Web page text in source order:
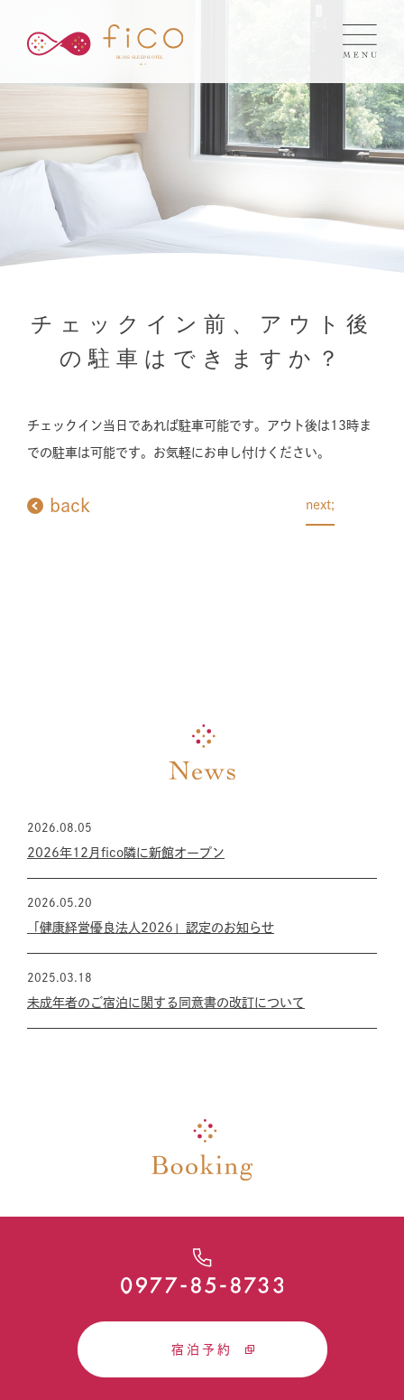
チェックイン前、アウト後
の駐車はできますか？
チェックイン当日であれば駐車可能です。アウト後は13時ま
での駐車は可能です。お気軽にお申し付けください。
back next;
2026.08.05
2026年12月fico隣に新館オープン
2026.05.20
「健康経営優良法人2026」認定のお知らせ
2025.03.18
未成年者のご宿泊に関する同意書の改訂について
宿泊予約